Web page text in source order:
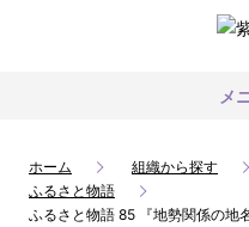
メ
ホーム 組織から探す
ふるさと物語
ふるさと物語 85 『地勢関係の地